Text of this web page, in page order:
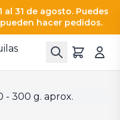
31 de agosto. Puedes
hacer pedidos.